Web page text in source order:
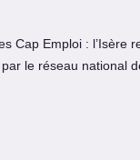
Cap Emploi : l’Isère
le réseau national